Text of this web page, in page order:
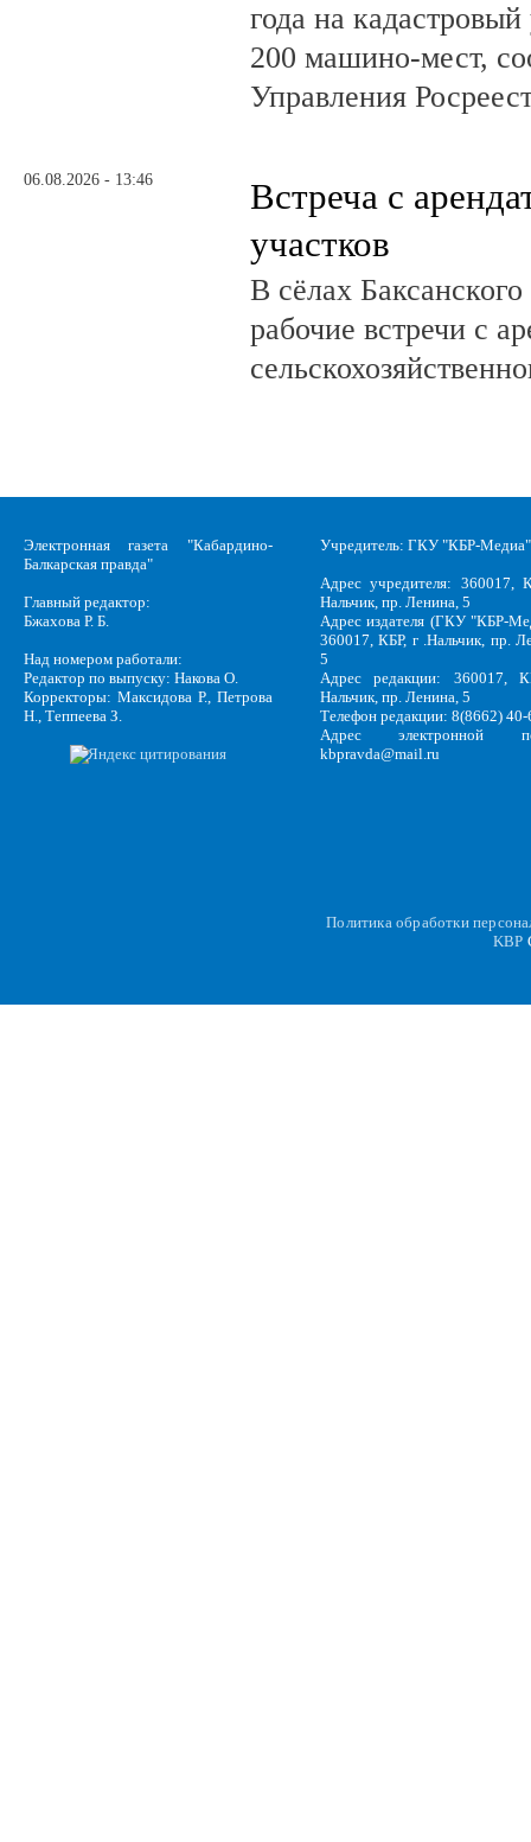
года на
200 машино-мест,
Управления
06.08.2026 - 13:46
Встреча с
участков
В сёлах
рабочие встречи с
Электронная газета "Кабардино-
Балкарская правда"
Главный редактор:
Бжахова Р. Б.
Над номером работали:
Редактор по выпуску: Накова О.
Корректоры: Максидова Р., Петрова
Н., Теппеева З.
Учредитель: ГКУ "КБР-Медиа"
Адрес учредителя: 360017,
Нальчик, пр. Ленина, 5
Адрес издателя (ГКУ "КБР-
360017, КБР, г .Нальчик, пр.
5
Адрес редакции: 360017,
Нальчик, пр. Ленина, 5
Телефон редакции: 8(8662)
Адрес электронной
kbpravda@mail.ru
Политика обработки
KBP